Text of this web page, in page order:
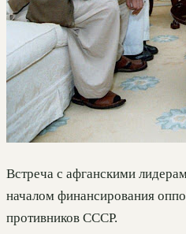
Встреча с афганскими
началом финансирования
противников СССР.